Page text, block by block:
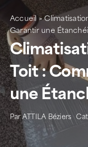
Nos services
Nos agences
Votre toit
Rejoignez-nous
Devenir Franchisé
Accueil>
Garantir une
Toit :
une
ParATTILA Béziers